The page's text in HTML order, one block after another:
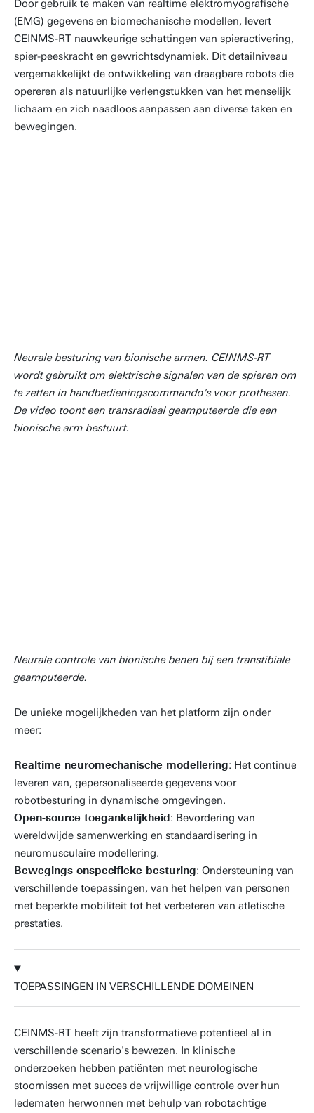
Door gebruik te maken van realtime elektromyografische
(EMG) gegevens en biomechanische modellen, levert
CEINMS-RT nauwkeurige schattingen van spieractivering,
spier-peeskracht en gewrichtsdynamiek. Dit detailniveau
vergemakkelijkt de ontwikkeling van draagbare robots die
opereren als natuurlijke verlengstukken van het menselijk
lichaam en zich naadloos aanpassen aan diverse taken en
bewegingen.
Neurale besturing van bionische armen. CEINMS-RT
wordt gebruikt om elektrische signalen van de spieren om
te zetten in handbedieningscommando's voor prothesen.
De video toont een transradiaal geamputeerde die een
bionische arm bestuurt.
Neurale controle van bionische benen bij een transtibiale
geamputeerde.
De unieke mogelijkheden van het platform zijn onder
meer:
Realtime neuromechanische modellering: Het continue
leveren van, gepersonaliseerde gegevens voor
robotbesturing in dynamische omgevingen.
Open-source toegankelijkheid: Bevordering van
wereldwijde samenwerking en standaardisering in
neuromusculaire modellering.
Bewegings onspecifieke besturing: Ondersteuning van
verschillende toepassingen, van het helpen van personen
met beperkte mobiliteit tot het verbeteren van atletische
prestaties.
TOEPASSINGEN IN VERSCHILLENDE DOMEINEN
CEINMS-RT heeft zijn transformatieve potentieel al in
verschillende scenario's bewezen. In klinische
onderzoeken hebben patiënten met neurologische
stoornissen met succes de vrijwillige controle over hun
ledematen herwonnen met behulp van robotachtige